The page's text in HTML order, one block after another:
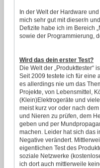
In der Welt der Hardware
mich sehr gut mit dieser/n
Defizite habe ich im Bereich
sowie der Programmierung,
Wird das dein erster Test?
Die Welt der „Produkttester“
Seit 2009 testete ich für eine
es allerdings nie um das
Projekte, von Lebensmittel,
(Klein)Elektrogeräte und
meist kurz vor oder nach
und Nieren zu prüfen, dem
geben und per
machen. Leider hat sich das
Negative verändert.
eigentlichen Test des
soziale Netzwerke
ich dort auch mittlerweile